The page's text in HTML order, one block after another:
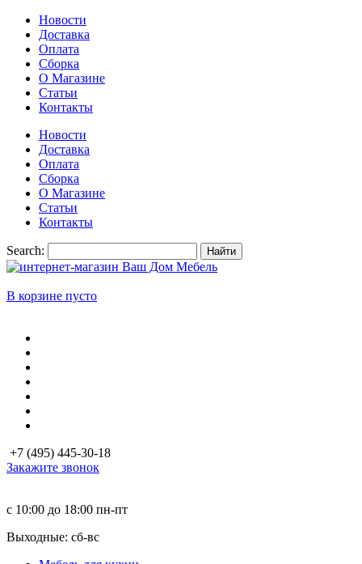
Новости
Доставка
Оплата
Сборка
О Магазине
Статьи
Контакты
Новости
Доставка
Оплата
Сборка
О Магазине
Статьи
Контакты
Search: Найти
В корзине пусто
+7 (495) 445-30-18
Закажите звонок
с 10:00 до 18:00 пн-пт
Выходные: сб-вc